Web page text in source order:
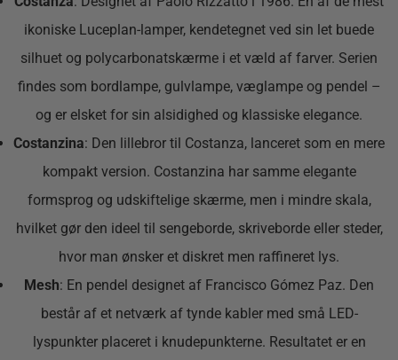
ikoniske Luceplan-lamper, kendetegnet ved sin let buede
silhuet og polycarbonatskærme i et væld af farver. Serien
findes som bordlampe, gulvlampe, væglampe og pendel –
og er elsket for sin alsidighed og klassiske elegance.
Costanzina: Den lillebror til Costanza, lanceret som en mere
kompakt version. Costanzina har samme elegante
formsprog og udskiftelige skærme, men i mindre skala,
hvilket gør den ideel til sengeborde, skriveborde eller steder,
hvor man ønsker et diskret men raffineret lys.
Mesh: En pendel designet af Francisco Gómez Paz. Den
består af et netværk af tynde kabler med små LED-
lyspunkter placeret i knudepunkterne. Resultatet er en